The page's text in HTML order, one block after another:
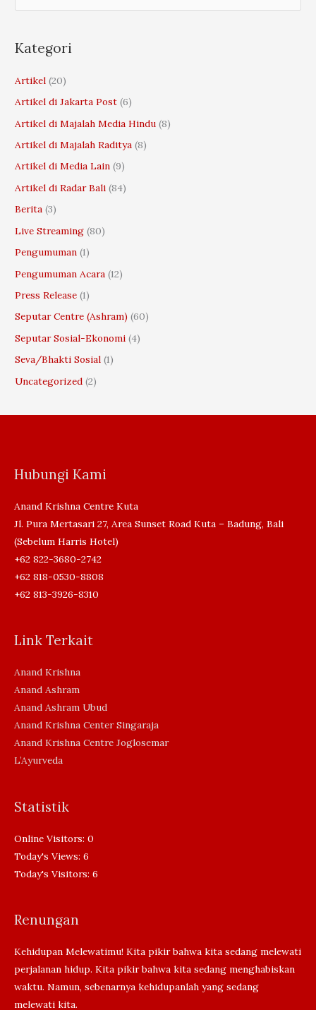
e
r
h
f
o
r
Kategori
Artikel (20)
Artikel di Jakarta Post (6)
Artikel di Majalah Media Hindu (8)
Artikel di Majalah Raditya (8)
Artikel di Media Lain (9)
Artikel di Radar Bali (84)
Berita (3)
Live Streaming (80)
Pengumuman (1)
Pengumuman Acara (12)
Press Release (1)
Seputar Centre (Ashram) (60)
Seputar Sosial-Ekonomi (4)
Seva/Bhakti Sosial (1)
Uncategorized (2)
Hubungi Kami
Anand Krishna Centre Kuta
Jl. Pura Mertasari 27, Area Sunset Road Kuta – Badung, Bali
(Sebelum Harris Hotel)
+62 822-3680-2742
+62 818-0530-8808
+62 813-3926-8310
Link Terkait
Anand Krishna
Anand Ashram
Anand Ashram Ubud
Anand Krishna Center Singaraja
Anand Krishna Centre Joglosemar
L’Ayurveda
Statistik
Online Visitors: 0
Today's Views: 6
Today's Visitors: 6
Renungan
Kehidupan Melewatimu! Kita pikir bahwa kita sedang melewati
perjalanan hidup. Kita pikir bahwa kita sedang menghabiskan
waktu. Namun, sebenarnya kehidupanlah yang sedang
melewati kita.